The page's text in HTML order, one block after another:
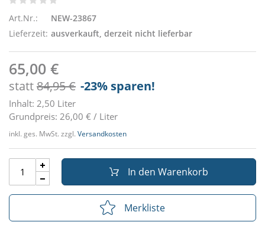
Art.Nr.:
NEW-23867
Lieferzeit: ausverkauft, derzeit nicht lieferbar
65,00 €
statt84,95 € -23% sparen!
Inhalt: 2,50 Liter
Grundpreis: 26,00 € / Liter
inkl. ges. MwSt. zzgl. Versandkosten
In den Warenkorb
Merkliste